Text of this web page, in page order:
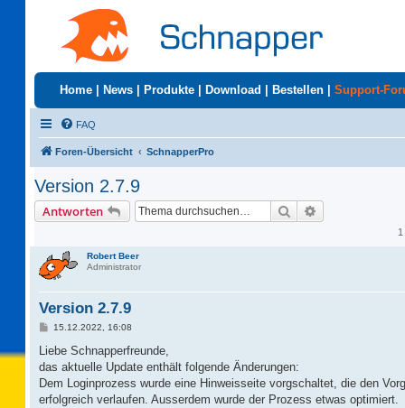
Home News Produkte Download Bestellen Support-
FAQ
Foren-Übersicht SchnapperPro
Version 2.7.9
Antworten Suche
Robert Beer
Administrator
Version 2.7.9
B
i
r
a
15.12.2022, 16:08
Liebe Schnapperfreunde,
das aktuelle Update enthält folgende Änderungen:
Dem Loginprozess wurde eine Hinweisseite vorgschaltet, die den
erfolgreich verlaufen. Ausserdem wurde der Prozess etwas optimiert.